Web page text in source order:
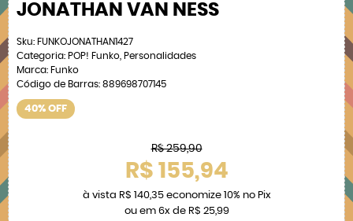
JONATHAN VAN NESS
Sku: FUNKOJONATHAN1427
Categoria: POP! Funko Personalidades
Marca: Funko
Código de Barras: 889698707145
40% OFF
R$ 259,90
R$ 155,94
à vista R$ 140,35economize 10% no Pix
ou em 6xde R$ 25,99